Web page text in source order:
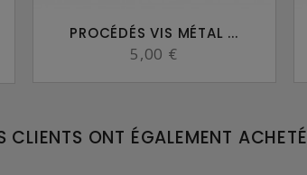
PROCÉDÉS VIS MÉTAL ...
5,00 €
CLIENTS ONT ÉGALEMENT ACHETÉ